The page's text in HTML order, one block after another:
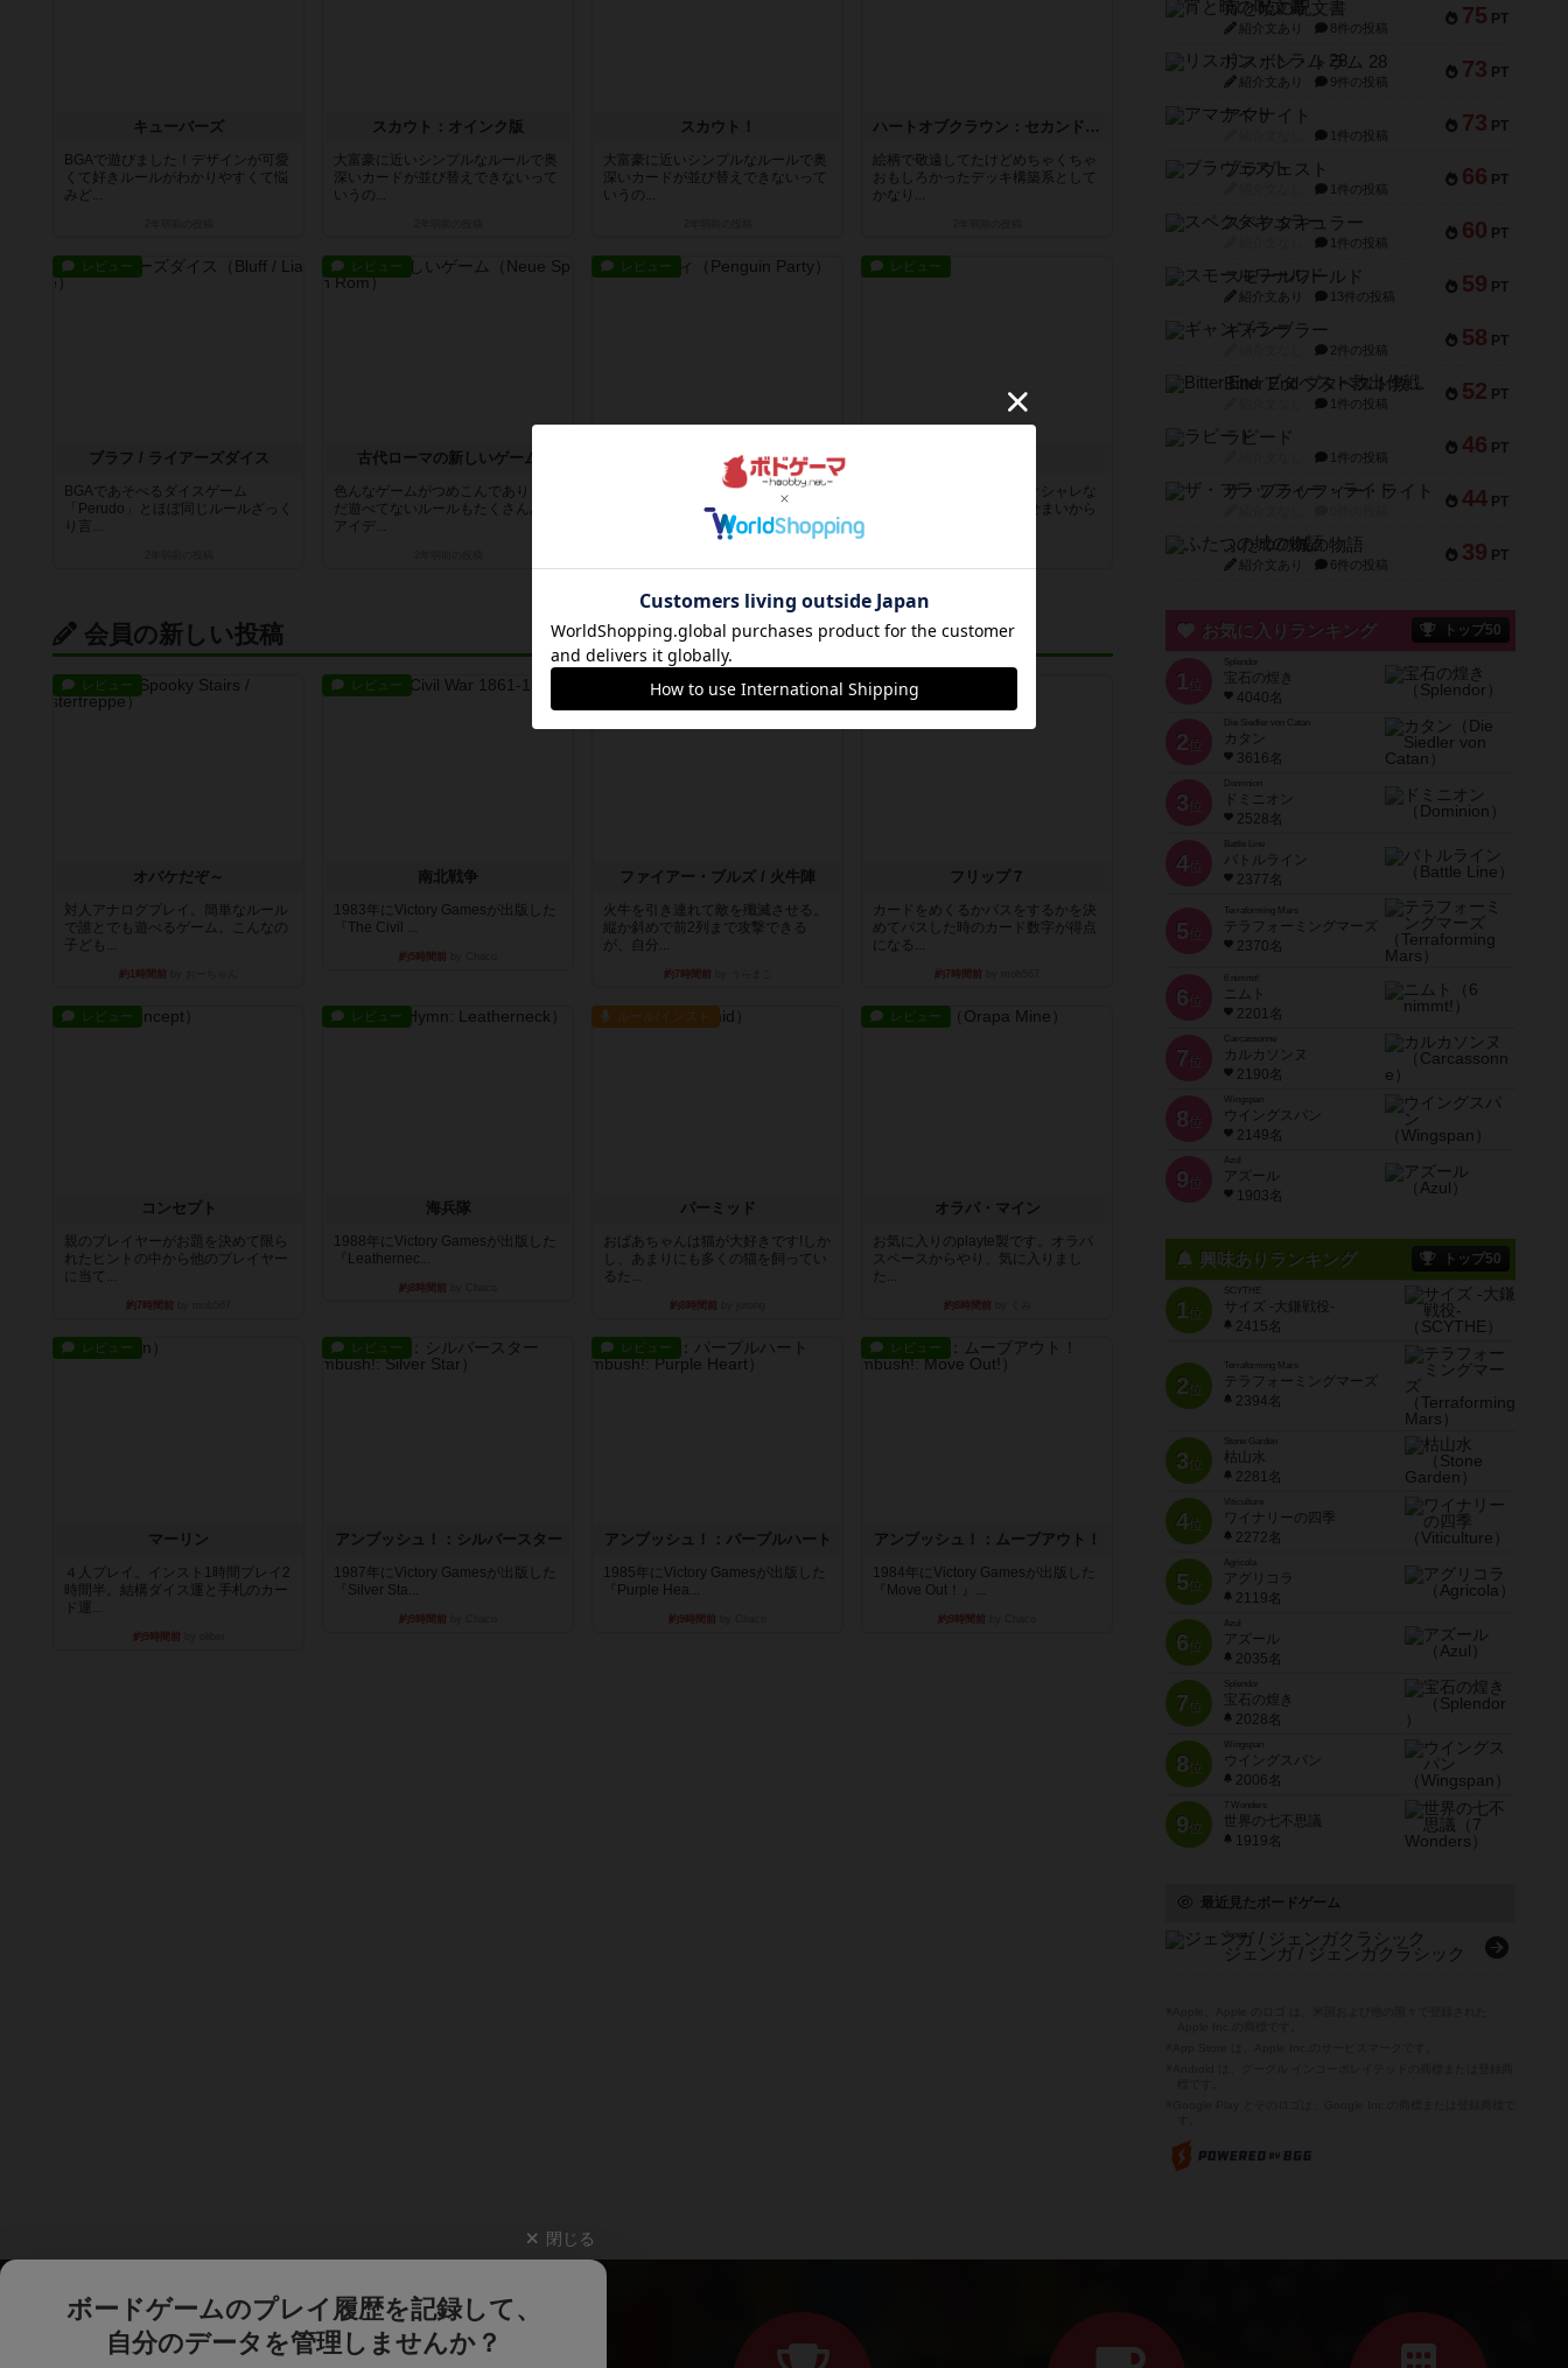
キューバーズ
BGAで遊びました！デザインが可愛
くて好きルールがわかりやすくて悩
みど...
スカウト：オインク版
大富豪に近いシンプルなルールで奥
深いカードが並び替えできないって
いうの...
スカウト！
大富豪に近いシンプルなルールで奥
深いカードが並び替えできないって
いうの...
ハートオブクラウン：セカンドエディション
絵柄で敬遠してたけどめちゃくちゃ
おもしろかったデッキ構築系として
かなり...
レビュー
ブラフ / ライアーズダイス
BGAであそべるダイスゲーム
「Perudo」とほぼ同じルールざっく
り言...
レビュー
古代ローマの新しいゲーム
色んなゲームがつめこんであり、ま
だ遊べてないルールもたくさんある
アイデ...
レビュー
ペンギンパーティ
初めルールみたとき簡単すぎて面白
くなさそうーって思ってたけど意外
レビュー
インテリアになるくらいオシャレな
見た目将棋よりも盤面がせまいから
会員の新しい投稿
レビュー
オバケだぞ～
対人アナログプレイ。簡単なルール
で誰とでも遊べるゲーム。こんなの
子ども...
約1時間前
レビュー
南北戦争
1983年にVictory Gamesが出版した
『The Civil ...
約5時間前
レビュー
ファイアー・ブルズ / 火牛陣
火牛を引き連れて敵を殲滅させる。
縦か斜めで前2列まで攻撃できる
が、自分...
約7時間前
レビュー
フリップ７
カードをめくるかパスをするかを決
めてパスした時のカード数字が得点
になる...
約7時間前
レビュー
コンセプト
親のプレイヤーがお題を決めて限ら
れたヒントの中から他のプレイヤー
に当て...
約7時間前
レビュー
海兵隊
1988年にVictory Gamesが出版した
『Leathernec...
約8時間前
ルール/インスト
パーミッド
おばあちゃんは猫が大好きです!しか
し、あまりにも多くの猫を飼ってい
るた...
約8時間前
レビュー
オラパ・マイン
お気に入りのplayte製です。オラパ
スペースからやり、気に入りまし
た...
約8時間前
レビュー
マーリン
４人プレイ。インスト1時間プレイ2
時間半。結構ダイス運と手札のカー
ド運...
約9時間前
レビュー
アンブッシュ！：シルバースター
1987年にVictory Gamesが出版した
『Silver Sta...
約9時間前
レビュー
アンブッシュ！：パープルハート
1985年にVictory Gamesが出版した
『Purple Hea...
約9時間前
レビュー
アンブッシュ！：ムーブアウト！
1984年にVictory Gamesが出版した
『Move Out！』...
約9時間前
75 PT
宵と暁の呪文書
紹介文あり 8件の投稿
73 PT
リスボン・トラム 28
紹介文あり 9件の投稿
73 PT
アマナイト
1件の投稿
66 PT
ブラヴェスト
1件の投稿
60 PT
スペクタキュラー
1件の投稿
59 PT
スモールワールド
紹介文あり 13件の投稿
58 PT
ギャンブラー
2件の投稿
52 PT
Bitter End ブタペスト救出作戦
1件の投稿
46 PT
ラピード
1件の投稿
44 PT
ザ・フラッフィー・ライト
39 PT
ふたつの城の物語
紹介文あり 6件の投稿
お気に入りランキング トップ50
1 位
宝石の煌き
4040名
2 位
Die Siedler von Catan
カタン
3616名
3 位
ドミニオン
2528名
4位
Battle Line
バトルライン
2377名
5 位
Terraforming Mars
テラフォーミングマーズ
2370名
6 位
ニムト
2201名
7 位
Carcassonne
カルカソンヌ
2190名
8 位
Wingspan
ウイングスパン
2149名
9 位
Azul
アズール
1903名
興味ありランキング トップ50
1位
SCYTHE
サイズ -大鎌戦役-
2415名
2位
Terraforming Mars
テラフォーミングマーズ
2394名
3位
Stone Garden
枯山水
2281名
4位
Viticulture
ワイナリーの四季
2272名
5位
Agricola
アグリコラ
2119名
6位
Azul
アズール
2035名
7位
宝石の煌き
2028名
8位
Wingspan
ウイングスパン
2006名
9位
7 Wonders
世界の七不思議
1919名
最近見たボードゲーム
Jenga
ジェンガ / ジェンガクラシック
閉じる
ボードゲームのプレイ履歴を記録して、
自分のデータを管理しませんか？